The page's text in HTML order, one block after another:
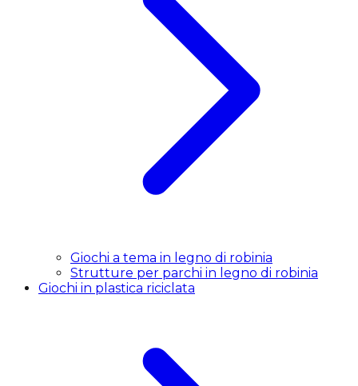
Giochi a tema in legno di robinia
Strutture per parchi in legno di robinia
Giochi in plastica riciclata